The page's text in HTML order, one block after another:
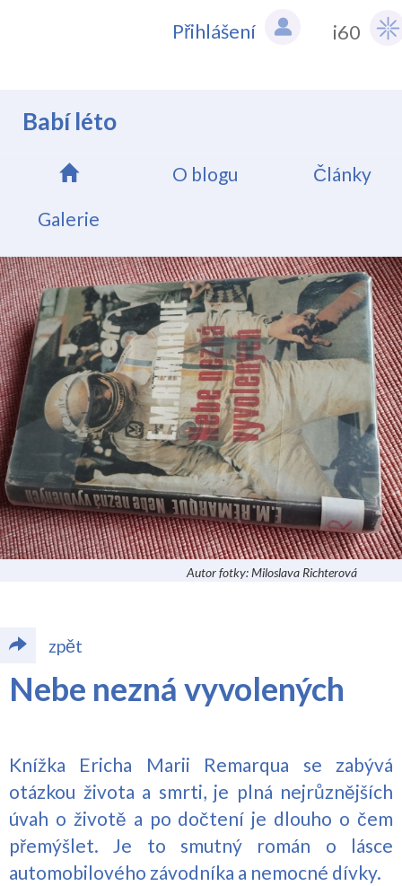
i60
Přihlášení
Babí léto
O blogu
Články
Galerie
Autor fotky: Miloslava Richterová
zpět
Nebe nezná vyvolených
Knížka Ericha Marii Remarqua se zabývá
otázkou života a smrti, je plná nejrůznějších
úvah o životě a po dočtení je dlouho o čem
přemýšlet. Je to smutný román o lásce
automobilového závodníka a nemocné dívky.